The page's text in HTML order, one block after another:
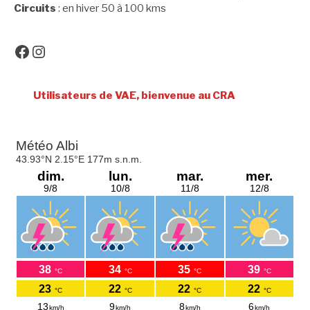
Circuits : en hiver 50 à 100 kms
Facebook
Instagram
Utilisateurs de VAE, bienvenue au CRA